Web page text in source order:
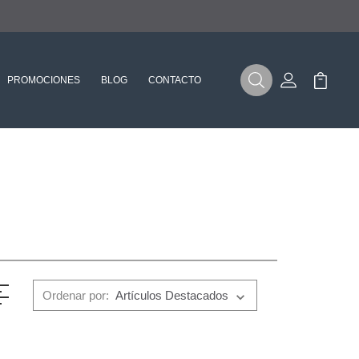
PROMOCIONES BLOG CONTACTO BuscarMi Cuenta
Mi
Ordenar por: